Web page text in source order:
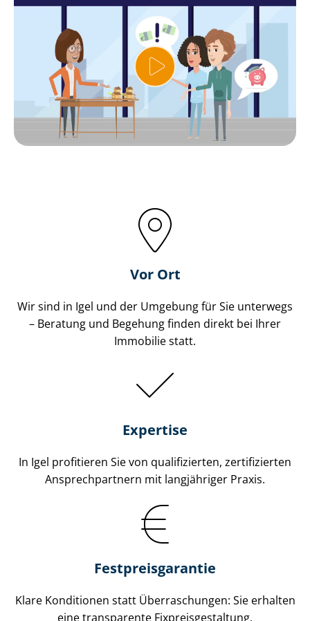
Vor Ort
Wir sind in Igel und der Umgebung für Sie unterwegs
– Beratung und Begehung finden direkt bei Ihrer
Immobilie statt.
Expertise
In Igel profitieren Sie von qualifizierten, zertifizierten
An­sprech­part­nern mit langjähriger Praxis.
Fest­preis­ga­ran­tie
Klare Konditionen statt Überraschungen: Sie erhalten
eine transparente Fix­preis­ge­stal­tung.